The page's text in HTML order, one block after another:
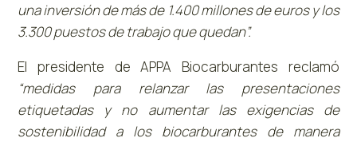
una inversión de más de 1.400 millones de euros y los
3.300 puestos de trabajo que quedan”.
El presidente de APPA Biocarburantes reclamó
“medidas para relanzar las presentaciones
etiquetadas y no aumentar las exigencias de
sostenibilidad a los biocarburantes de manera